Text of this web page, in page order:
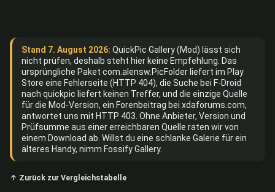
Stand 7. August 2026: QuickPic Gallery (Mod) lässt sich
nicht prüfen, deshalb steht hier keine Empfehlung. Das
ursprüngliche Paket com.alensw.PicFolder liefert im Play
Store eine Fehlerseite (HTTP 404), die Suche bei F-Droid
nach quickpic liefert keinen Treffer, und die einzige Quelle
für die Mod-Version, ein Forenbeitrag bei xdaforums.com,
antwortet uns mit HTTP 403. Ohne Anbieter, Version und
Prüfsumme aus einer erreichbaren Quelle raten wir von
einem Download ab. Willst du eine schlanke Galerie für ein
älteres Handy, nimm Fossify Gallery.
↑ Zurück zur Vergleichstabelle